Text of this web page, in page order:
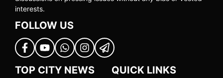
interests.
FOLLOW US
TOP CITY NEWS QUICK LINKS